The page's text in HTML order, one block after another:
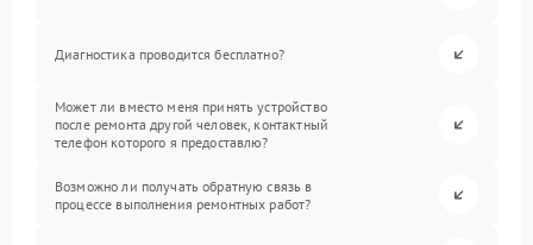
Диагностика проводится бесплатно?
Может ли вместо меня принять устройство
после ремонта другой человек, контактный
телефон которого я предоставлю?
Возможно ли получать обратную связь в
процессе выполнения ремонтных работ?